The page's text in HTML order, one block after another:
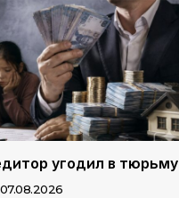
угодил в тюрьму
07.08.2026